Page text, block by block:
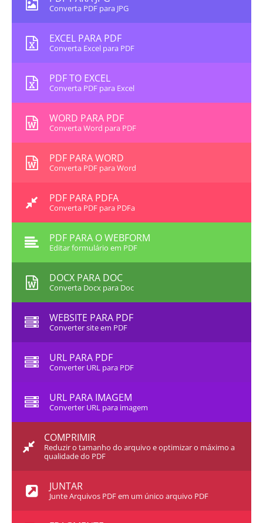
Converta PDF para JPG
EXCEL PARA PDF
Converta Excel para PDF
PDF TO EXCEL
Converta PDF para Excel
WORD PARA PDF
Converta Word para PDF
PDF PARA WORD
Converta PDF para Word
PDF PARA PDFA
Converta PDF para PDFa
PDF PARA O WEBFORM
Editar formulário em PDF
DOCX PARA DOC
Converta Docx para Doc
WEBSITE PARA PDF
Converter site em PDF
URL PARA PDF
Converter URL para PDF
URL PARA IMAGEM
Converter URL para imagem
COMPRIMIR
Reduzir o tamanho do arquivo e optimizar o máximo a
qualidade do PDF
JUNTAR
Junte Arquivos PDF em um único arquivo PDF